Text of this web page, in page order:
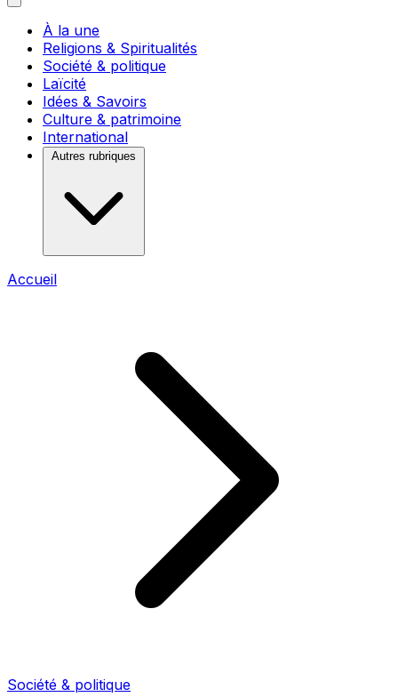
À la une
Religions & Spiritualités
Société & politique
Laïcité
Idées & Savoirs
Culture & patrimoine
International
Autres rubriques
Accueil
Société & politique